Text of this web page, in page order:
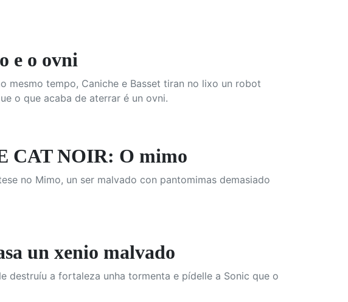
e o ovni
mesmo tempo, Caniche e Basset tiran no lixo un robot
o que acaba de aterrar é un ovni.
CAT NOIR: O mimo
no Mimo, un ser malvado con pantomimas demasiado
un xenio malvado
destruíu a fortaleza unha tormenta e pídelle a Sonic que o